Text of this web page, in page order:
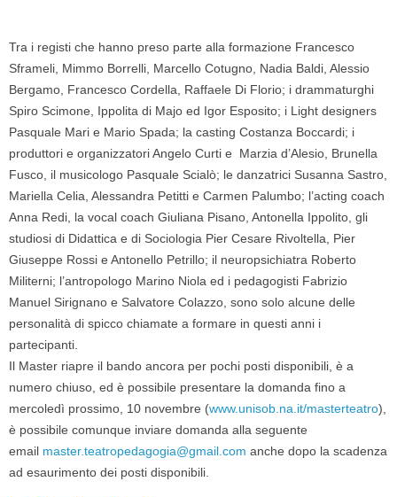
Tra i registi che hanno preso parte alla formazione Francesco
Sframeli, Mimmo Borrelli, Marcello Cotugno, Nadia Baldi, Alessio
Bergamo, Francesco Cordella, Raffaele Di Florio; i drammaturghi
Spiro Scimone, Ippolita di Majo ed Igor Esposito; i Light designers
Pasquale Mari e Mario Spada; la casting Costanza Boccardi; i
produttori e organizzatori Angelo Curti e Marzia d’Alesio, Brunella
Fusco, il musicologo Pasquale Scialò; le danzatrici Susanna Sastro,
Mariella Celia, Alessandra Petitti e Carmen Palumbo; l’acting coach
Anna Redi, la vocal coach Giuliana Pisano, Antonella Ippolito, gli
studiosi di Didattica e di Sociologia Pier Cesare Rivoltella, Pier
Giuseppe Rossi e Antonello Petrillo; il neuropsichiatra Roberto
Militerni; l’antropologo Marino Niola ed i pedagogisti Fabrizio
Manuel Sirignano e Salvatore Colazzo, sono solo alcune delle
personalità di spicco chiamate a formare in questi anni i
partecipanti.
Il Master riapre il bando ancora per pochi posti disponibili, è a
numero chiuso, ed è possibile presentare la domanda fino a
mercoledì prossimo, 10 novembre (www.unisob.na.it/masterteatro),
è possibile comunque inviare domanda alla seguente
email master.teatropedagogia@gmail. com anche dopo la scadenza
ad esaurimento dei posti disponibili.